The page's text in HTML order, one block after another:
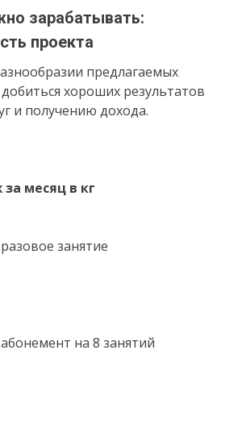
зарабатывать:
проекта
предлагаемых
хороших результатов
и получению дохода.
месяц в кг
занятие
на 8 занятий